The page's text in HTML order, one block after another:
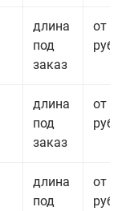
длина
под
заказ
от
руб.
длина
под
заказ
от
руб.
длина
под
от
руб.